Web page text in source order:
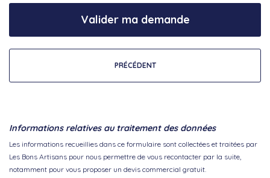
PRÉCÉDENT
Valider ma demande
Informations relatives au traitement des données
Les informations recueillies dans ce formulaire sont collectées et traitées par
Les Bons Artisans pour nous permettre de vous recontacter par la suite,
notamment pour vous proposer un devis commercial gratuit.